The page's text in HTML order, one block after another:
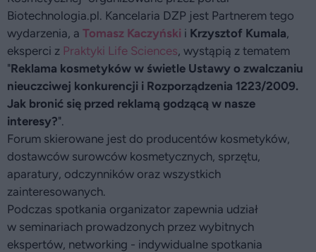
Biotechnologia.pl. Kancelaria DZP jest Partnerem tego
wydarzenia, a Tomasz Kaczyński i Krzysztof Kumala,
eksperci z Praktyki Life Sciences, wystąpią z tematem
"Reklama kosmetyków w świetle Ustawy o zwalczaniu
nieuczciwej konkurencji i Rozporządzenia 1223/2009.
Jak bronić się przed reklamą godzącą w nasze
interesy?".
Forum skierowane jest do producentów kosmetyków,
dostawców surowców kosmetycznych, sprzętu,
aparatury, odczynników oraz wszystkich
zainteresowanych.
Podczas spotkania organizator zapewnia udział
w seminariach prowadzonych przez wybitnych
ekspertów, networking - indywidualne spotkania